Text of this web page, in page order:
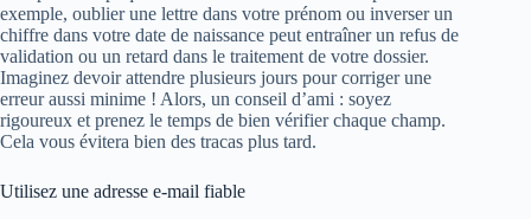
exemple, oublier une lettre dans votre prénom ou inverser un
chiffre dans votre date de naissance peut entraîner un refus de
validation ou un retard dans le traitement de votre dossier.
Imaginez devoir attendre plusieurs jours pour corriger une
erreur aussi minime ! Alors, un conseil d’ami : soyez
rigoureux et prenez le temps de bien vérifier chaque champ.
Cela vous évitera bien des tracas plus tard.
Utilisez une adresse e-mail fiable